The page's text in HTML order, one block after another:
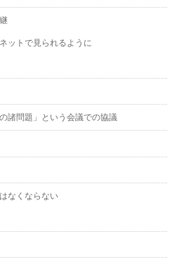
ットで見られるように
諸問題」という会議での協議
なくならない